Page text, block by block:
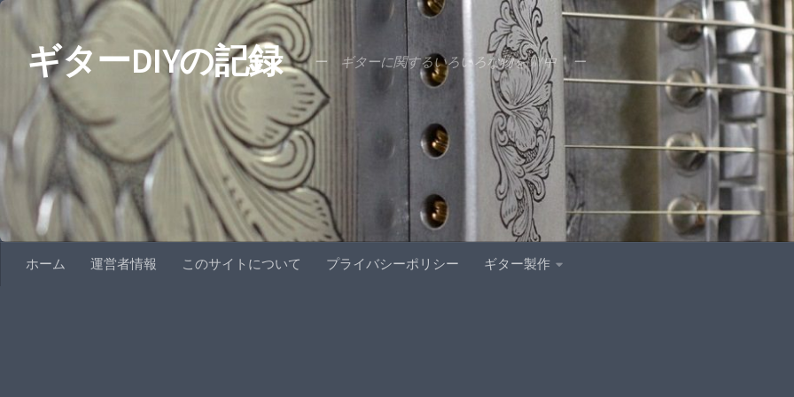
コンテンツへスキップ
ギターDIYの記録 ー ギターに関するいろいろな物をDIY中 ー
ホーム 運営者情報 このサイトについて プライバシーポリシー ギター製作